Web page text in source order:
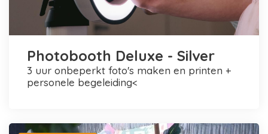
Photobooth Deluxe - Silver
3 uur onbeperkt foto's maken en printen +
personele begeleiding<